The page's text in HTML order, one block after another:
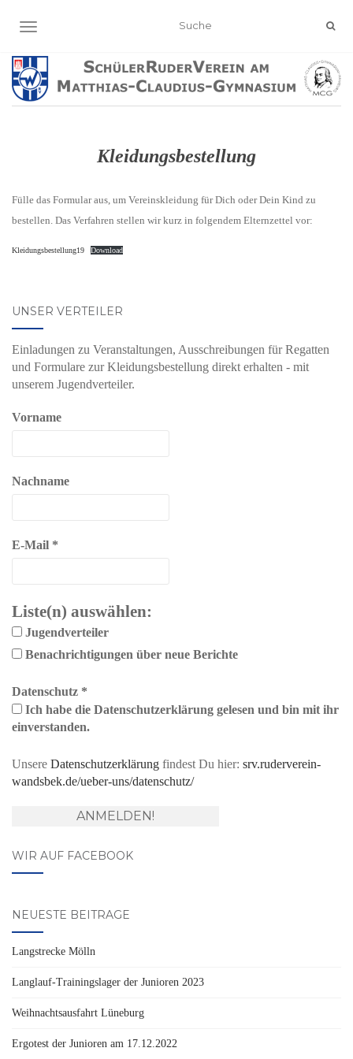
NAVIGATION EIN-/AUSSCHALTEN
Kleidungsbestellung
Fülle das Formular aus, um Vereinskleidung für Dich oder Dein Kind zu
bestellen. Das Verfahren stellen wir kurz in folgendem Elternzettel vor:
Kleidungsbestellung19 Download
UNSER VERTEILER
Einladungen zu Veranstaltungen, Ausschreibungen für Regatten
und Formulare zur Kleidungsbestellung direkt erhalten - mit
unserem Jugendverteiler.
Vorname
Nachname
E-Mail *
Liste(n) auswählen:
Jugendverteiler
Benachrichtigungen über neue Berichte
Datenschutz *
Ich habe die Datenschutzerklärung gelesen und bin mit ihr
einverstanden.
Unsere Datenschutzerklärung findest Du hier: srv.ruderverein-
wandsbek.de/ueber-uns/datenschutz/
WIR AUF FACEBOOK
NEUESTE BEITRÄGE
Langstrecke Mölln
Langlauf-Trainingslager der Junioren 2023
Weihnachtsausfahrt Lüneburg
Ergotest der Junioren am 17.12.2022